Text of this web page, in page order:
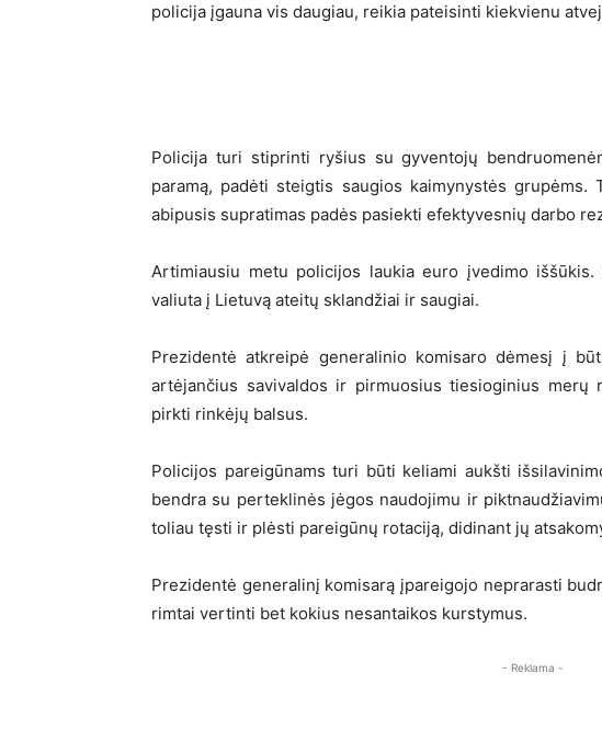
policija įgauna vis daugiau, reikia pateisinti kiekvienu
Policija turi stiprinti ryšius su gyventojų
paramą, padėti steigtis saugios kaimynystės
abipusis supratimas padės pasiekti efektyvesnių darbo
Artimiausiu metu policijos laukia euro įvedimo
valiuta į Lietuvą ateitų sklandžiai ir saugiai.
Prezidentė atkreipė generalinio komisaro dėmesį į
artėjančius savivaldos ir pirmuosius tiesioginius merų
pirkti rinkėjų balsus.
Policijos pareigūnams turi būti keliami aukšti
bendra su perteklinės jėgos naudojimu ir
toliau tęsti ir plėsti pareigūnų rotaciją, didinant jų
Prezidentė generalinį komisarą įpareigojo neprarasti
rimtai vertinti bet kokius nesantaikos kurstymus.
- Reklama -